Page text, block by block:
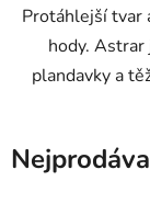
Protáhlejší tvar
hody. Astrar
plandavky a